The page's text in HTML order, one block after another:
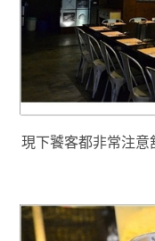
現下饕客都非常注